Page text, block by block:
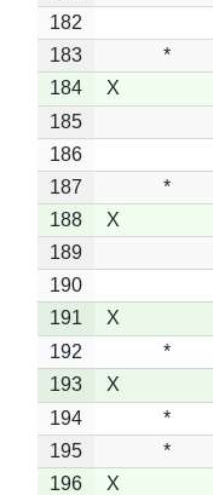
182
183
*
184
X
185
186
187
*
188
X
189
190
191
X
192
*
193
X
194
*
195
*
196
X